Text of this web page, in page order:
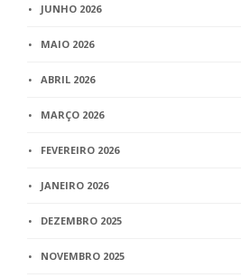
JUNHO 2026
MAIO 2026
ABRIL 2026
MARÇO 2026
FEVEREIRO 2026
JANEIRO 2026
DEZEMBRO 2025
NOVEMBRO 2025